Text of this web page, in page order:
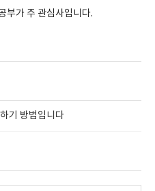
부가 주 관심사입니다.
기 방법입니다